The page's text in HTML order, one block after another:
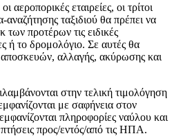
εταιρείες, οι τρίτοι
αναζήτησης ταξιδιού θα πρέπει να
προτέρων τις ειδικές
ή το δρομολόγιο. Σε αυτές θα
αλλαγής, ακύρωσης και
στην τελική τιμολόγηση
με σαφήνεια στον
πληροφορίες ναύλου και
προς/εντός/από τις ΗΠΑ.